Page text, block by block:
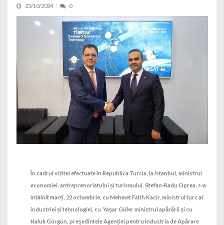
23/10/2024 0
În cadrul vizitei efectuate în Republica Turcia, la Istanbul, ministrul
economiei, antreprenoriatului și turismului, Ștefan-Radu Oprea, s-a
întâlnit marți, 22 octombrie, cu Mehmet Fatih Kacir, ministrul turc al
industriei și tehnologiei, cu Yaşar Güler ministrul apărării și cu
Haluk Görgün, președintele Agenției pentru Industria de Apărare